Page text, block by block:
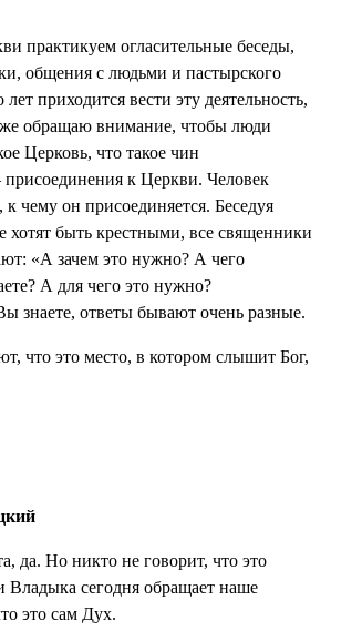
практикуем огласительные беседы,
общения с людьми и пастырского
приходится вести эту деятельность,
обращаю внимание, чтобы люди
Церковь, что такое чин
к Церкви. Человек
чему он присоединяется. Беседуя
хотят быть крестными, все священники
«А зачем это нужно? А чего
А для чего это нужно?
знаете, ответы бывают очень разные.
что это место, в котором слышит Бог,
да. Но никто не говорит, что это
Владыка сегодня обращает наше
это сам Дух.